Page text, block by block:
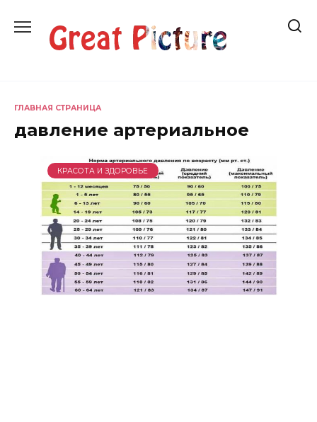
содержанию
ГЛАВНАЯ СТРАНИЦА
давление артериальное
КРАСОТА И ЗДОРОВЬЕ